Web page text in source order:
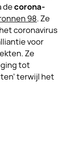
decorona-
98. Ze
coronavirus
voor
Ze
tot
terwijl het